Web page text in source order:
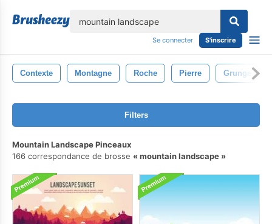
Se connecter S'inscrire
Contexte Montagne Roche Pierre Grunge
Filters
Mountain Landscape Pinceaux
166 correspondance de brosse
mountain landscape